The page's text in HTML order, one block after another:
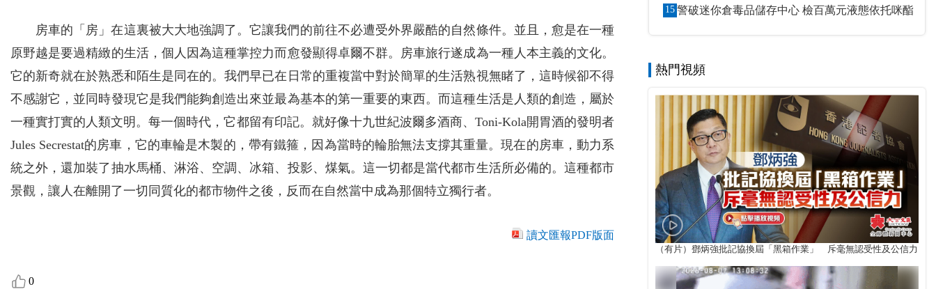
房車的「房」在這裏被大大地強調了。它讓我們的前往不必遭受外界嚴酷的自然條件。並且，愈是在一種
原野越是要過精緻的生活，個人因為這種掌控力而愈發顯得卓爾不群。房車旅行遂成為一種人本主義的文化。
它的新奇就在於熟悉和陌生是同在的。我們早已在日常的重複當中對於簡單的生活熟視無睹了，這時候卻不得
不感謝它，並同時發現它是我們能夠創造出來並最為基本的第一重要的東西。而這種生活是人類的創造，屬於
一種實打實的人類文明。每一個時代，它都留有印記。就好像十九世紀波爾多酒商、Toni-Kola開胃酒的發明者
Jules Secrestat的房車，它的車輪是木製的，帶有鐵箍，因為當時的輪胎無法支撐其重量。現在的房車，動力系
統之外，還加裝了抽水馬桶、淋浴、空調、冰箱、投影、煤氣。這一切都是當代都市生活所必備的。這種都市
景觀，讓人在離開了一切同質化的都市物件之後，反而在自然當中成為那個特立獨行者。
讀文匯報PDF版面
0
15 警破迷你倉毒品儲存中心 檢百萬元液態依托咪酯
熱門視頻
（有片）鄧炳強批記協換屆「黑箱作業」 斥毫無認受性及公信力